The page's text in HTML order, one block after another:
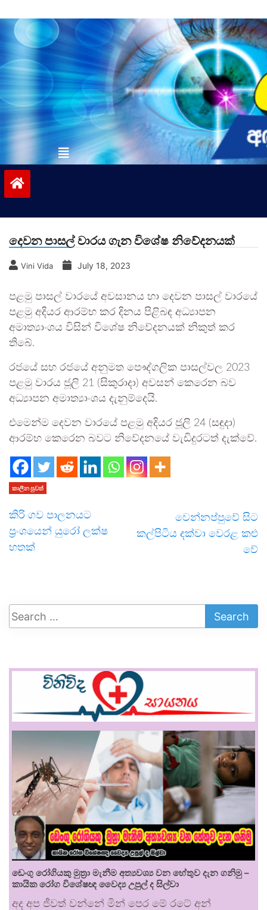
to
contentvinivida.lk
දෙවන පාසල් වාරය ගැන විශේෂ නිවේදනයක්
Vini Vida July 18, 2023
පළමු පාසල් වාරයේ අවසානය හා දෙවන පාසල් වාරයේ
පළමු අදියර ආරම්භ කර දිනය පිළිබඳ අධ්‍යාපන
අමාත්‍යාංශය විසින් විශේෂ නිවේදනයක් නිකුත් කර
තිබේ.
රජයේ සහ රජයේ අනුමත පෞද්ගලික පාසල්වල 2023
පළමු වාරය ජූලි 21 (සිකුරාදා) අවසන් කෙරෙන බව
අධ්‍යාපන අමාත්‍යාංශය දැනුම්දෙයි.
එමෙන්ම දෙවන වාරයේ පළමු අදියර ජූලි 24 (සඳුදා)
ආරම්භ කෙරෙන බවට නිවේදනයේ වැඩිදුරටත් දැක්වේ.
කාලීන පුවත්
කිරි ගව පාලනයට
ප්‍රංශයෙන් යුරෝ ලක්ෂ
හතක්
වෙන්නප්පුවේ සිට
කල්පිටිය දක්වා වෙරළ කළු
වේ
ඩෙංගු රෝගියකු ⁣මුත්‍රා මැනීම අත්‍යවශ්‍ය වන හේතුව දැන ගනිමු –
කායික රෝග විශේෂඥ වෛද්‍ය උපුල් ද සිල්වා
අද අප ජීවත් වන්නේ මින් පෙර මේ රටේ අන්